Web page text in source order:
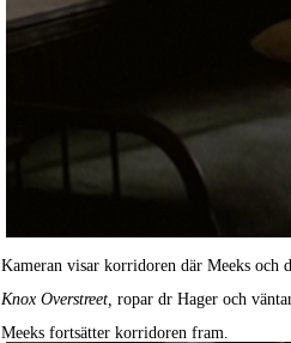
Kameran visar korridoren där Meeks och
Knox Overstreet, ropar dr Hager och
Meeks fortsätter korridoren fram.